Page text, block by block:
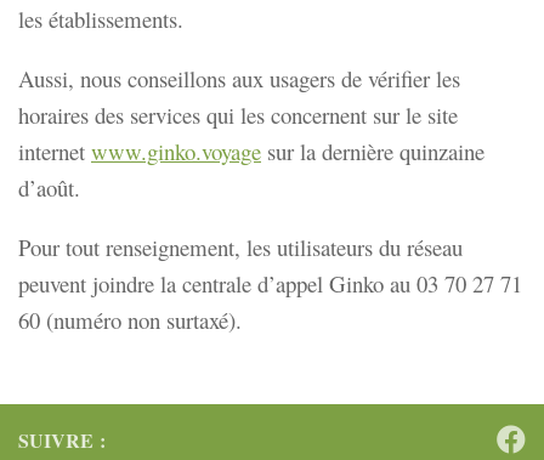
les établissements.
Aussi, nous conseillons aux usagers de vérifier les
horaires des services qui les concernent sur le site
internet www.ginko.voyage sur la dernière quinzaine
d’août.
Pour tout renseignement, les utilisateurs du réseau
peuvent joindre la centrale d’appel Ginko au 03 70 27 71
60 (numéro non surtaxé).
SUIVRE :